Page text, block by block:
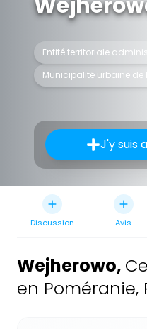
Entité territoriale
Municipalité urbaine de
J'y suis
Discussion Avis
Wejherowo,
en Poméranie,